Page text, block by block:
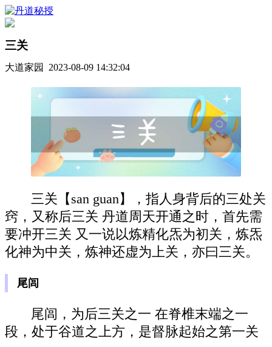
三关
大道家园 2023-08-09 14:32:04
三关【san guan】，指人身背后的三处关
窍，又称后三关 丹道周天开通之时，首先需
要冲开三关 又一说以炼精化炁为初关，炼炁
化神为中关，炼神还虚为上关，亦曰三关。
尾闾
尾闾，为后三关之一 在脊椎末端之一
段，处于谷道之上方，是督脉起始之第一关